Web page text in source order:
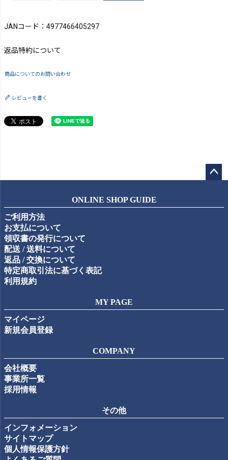
JANコード：4977466405297
返品特約について
商品についてのお問い合わせ
レビューを書く
ップ
ONLINE SHOP GUIDE
ご利用方法
お支払について
領収書の発行について
配送 / 送料について
返品 / 交換について
特定商取引法に基づく表記
利用規約
MY PAGE
マイページ
新規会員登録
COMPANY
会社概要
事業所一覧
採用情報
その他
インフォメーション
サイトマップ
個人情報保護方針